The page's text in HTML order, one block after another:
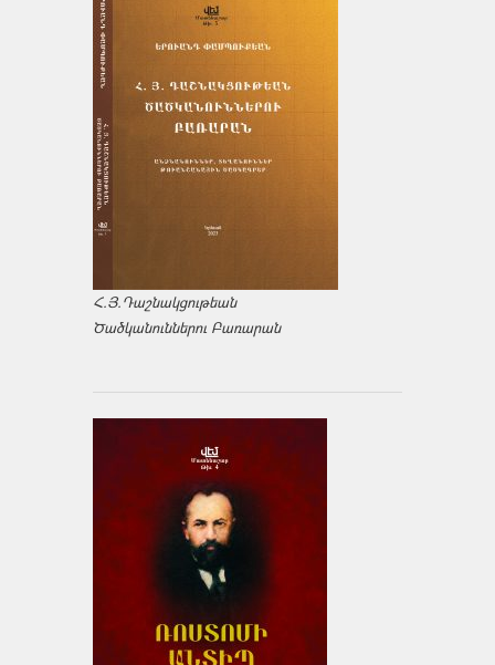
Հ.Յ.Դաշնակցութեան
Ծածկանուններու Բառարան